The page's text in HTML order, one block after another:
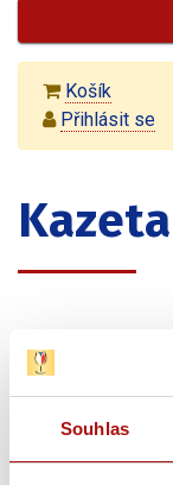
Souhlas
Košík
Přihlásit se